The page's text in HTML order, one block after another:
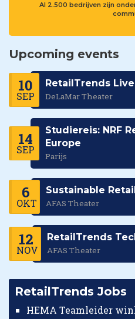
Al 2.500 bedrijven zijn
Upcoming events
10
SEP
RetailTrends Live
DeLaMar Theater
14
SEP
Studiereis: NRF
Europe
Parijs
6
OKT
Sustainable Retail
AFAS Theater
12
NOV
RetailTrends
AFAS Theater
RetailTrends Jobs
HEMA Teamleider